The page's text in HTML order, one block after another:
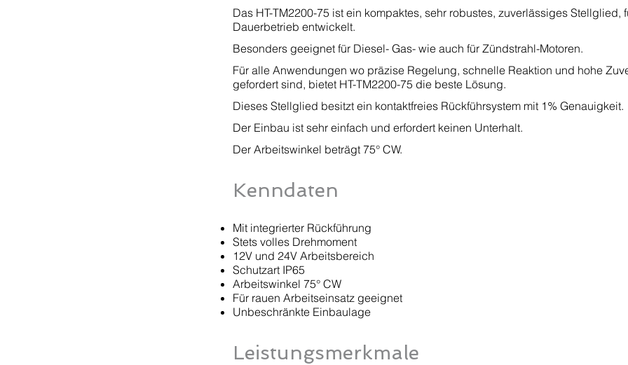
Das HT-TM2200-75 ist ein kompaktes, sehr robustes, zuverlässiges Stellglied,
Dauerbetrieb entwickelt.
Besonders geeignet für Diesel- Gas- wie auch für Zündstrahl-Motoren.
Für alle Anwendungen wo präzise Regelung, schnelle Reaktion und hohe
gefordert sind, bietet HT-TM2200-75 die beste Lösung.
Dieses Stellglied besitzt ein kontaktfreies Rückführsystem mit 1% Genauigkeit.
Der Einbau ist sehr einfach und erfordert keinen Unterhalt.
Der Arbeitswinkel beträgt 75° CW.
Kenndaten
Mit integrierter Rückführung
Stets volles Drehmoment
12V und 24V Arbeitsbereich
Schutzart IP65
Arbeitswinkel 75° CW
Für rauen Arbeitseinsatz geeignet
Unbeschränkte Einbaulage
Leistungsmerkmale